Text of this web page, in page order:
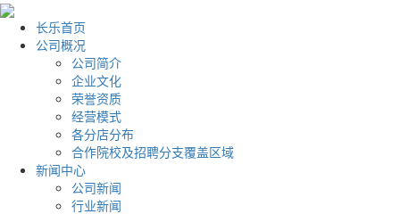
长乐首页
公司概况
公司简介
企业文化
荣誉资质
经营模式
各分店分布
合作院校及招聘分支覆盖区域
新闻中心
公司新闻
行业新闻